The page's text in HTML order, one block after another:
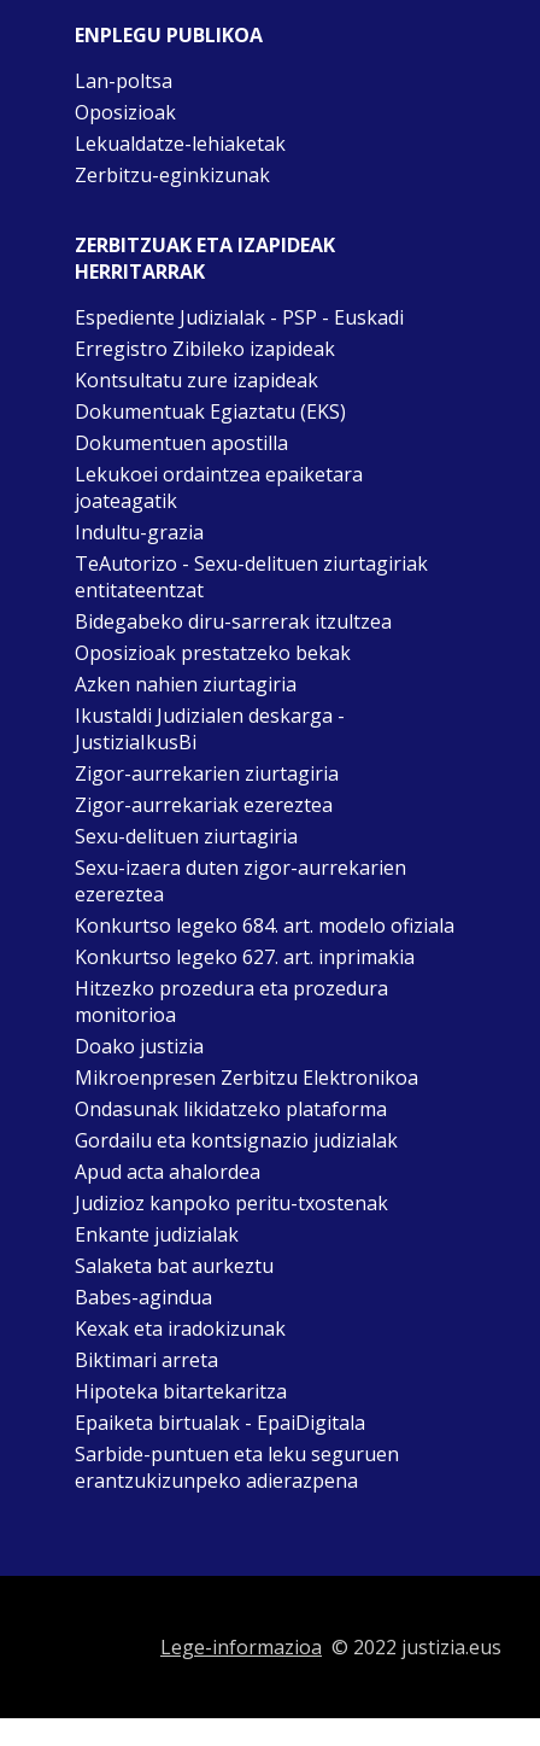
ENPLEGU PUBLIKOA
Lan-poltsa
Oposizioak
Lekualdatze-lehiaketak
Zerbitzu-eginkizunak
ZERBITZUAK ETA IZAPIDEAK
HERRITARRAK
Espediente Judizialak - PSP - Euskadi
Erregistro Zibileko izapideak
Kontsultatu zure izapideak
Dokumentuak Egiaztatu (EKS)
Dokumentuen apostilla
Lekukoei ordaintzea epaiketara
joateagatik
Indultu-grazia
TeAutorizo - Sexu-delituen ziurtagiriak
entitateentzat
Bidegabeko diru-sarrerak itzultzea
Oposizioak prestatzeko bekak
Azken nahien ziurtagiria
Ikustaldi Judizialen deskarga -
JustiziaIkusBi
Zigor-aurrekarien ziurtagiria
Zigor-aurrekariak ezereztea
Sexu-delituen ziurtagiria
Sexu-izaera duten zigor-aurrekarien
ezereztea
Konkurtso legeko 684. art. modelo ofiziala
Konkurtso legeko 627. art. inprimakia
Hitzezko prozedura eta prozedura
monitorioa
Doako justizia
Mikroenpresen Zerbitzu Elektronikoa
Ondasunak likidatzeko plataforma
Gordailu eta kontsignazio judizialak
Apud acta ahalordea
Judizioz kanpoko peritu-txostenak
Enkante judizialak
Salaketa bat aurkeztu
Babes-agindua
Kexak eta iradokizunak
Biktimari arreta
Hipoteka bitartekaritza
Epaiketa birtualak - EpaiDigitala
Sarbide-puntuen eta leku seguruen
erantzukizunpeko adierazpena
Lege-informazioa © 2022 justizia.eus